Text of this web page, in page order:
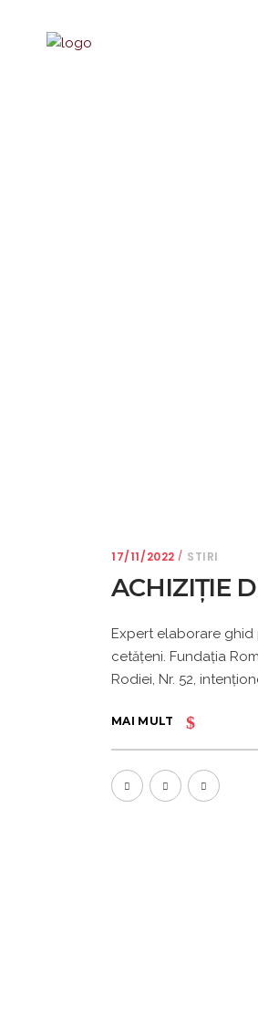
17/11/2022 STIRI
ACHIZIȚIE
Expert elaborare ghid
cetăţeni. Fundația
Rodiei, Nr. 52,
MAI MULT